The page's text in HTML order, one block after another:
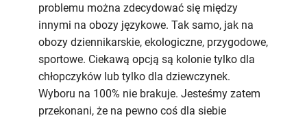
problemu można zdecydować się między
innymi na obozy językowe. Tak samo, jak na
obozy dziennikarskie, ekologiczne, przygodowe,
sportowe. Ciekawą opcją są kolonie tylko dla
chłopczyków lub tylko dla dziewczynek.
Wyboru na 100% nie brakuje. Jesteśmy zatem
przekonani, że na pewno coś dla siebie